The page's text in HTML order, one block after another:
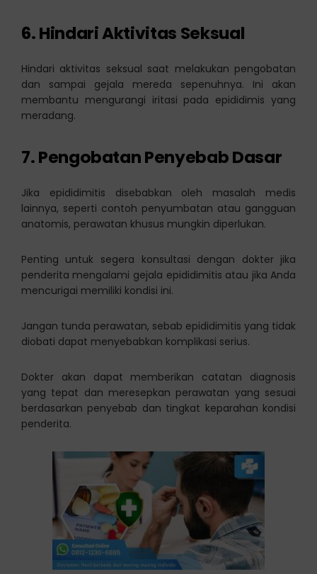
6.Hindari Aktivitas Seksual
Hindari aktivitas seksual saat melakukan pengobatan
dan sampai gejala mereda sepenuhnya. Ini akan
membantu mengurangi iritasi pada epididimis yang
meradang.
7.Pengobatan Penyebab Dasar
Jika epididimitis disebabkan oleh masalah medis
lainnya, seperti contoh penyumbatan atau gangguan
anatomis, perawatan khusus mungkin diperlukan.
Penting untuk segera konsultasi dengan dokter jika
penderita mengalami gejala epididimitis atau jika Anda
mencurigai memiliki kondisi ini.
Jangan tunda perawatan, sebab epididimitis yang tidak
diobati dapat menyebabkan komplikasi serius.
Dokter akan dapat memberikan catatan diagnosis
yang tepat dan meresepkan perawatan yang sesuai
berdasarkan penyebab dan tingkat keparahan kondisi
penderita.